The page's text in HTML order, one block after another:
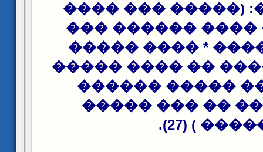
��������:
���� ��� ����
���� �� ���� *
����� ������ ��
��������
�������� ��
����� )